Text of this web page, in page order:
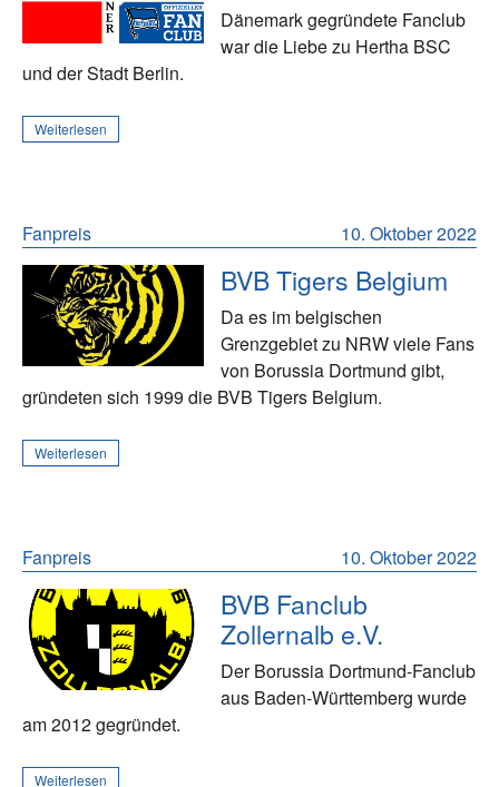
Dänemark gegründete Fanclub
war die Liebe zu Hertha BSC
und der Stadt Berlin.
Weiterlesen
10. Oktober 2022
Fanpreis
BVB Tigers Belgium
Da es im belgischen
Grenzgebiet zu NRW viele Fans
von Borussia Dortmund gibt,
gründeten sich 1999 die BVB Tigers Belgium.
Weiterlesen
10. Oktober 2022
Fanpreis
BVB Fanclub
Zollernalb e.V.
Der Borussia Dortmund-Fanclub
aus Baden-Württemberg wurde
am 2012 gegründet.
Weiterlesen